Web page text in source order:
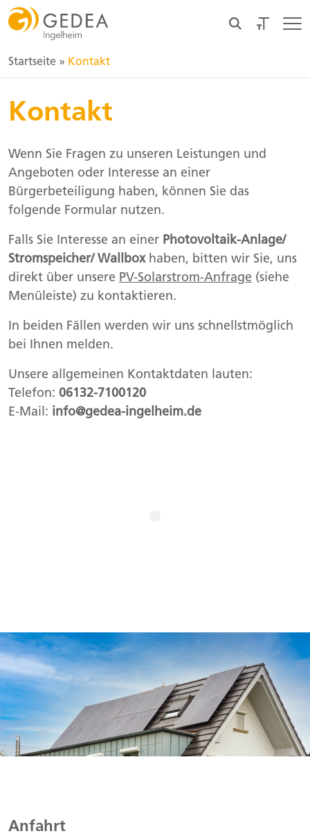
Startseite » Kontakt
Kontakt
Wenn Sie Fragen zu unseren Leistungen und
Angeboten oder Interesse an einer
Bürgerbeteiligung haben, können Sie das
folgende Formular nutzen.
Falls Sie Interesse an einer Photovoltaik-Anlage/
Stromspeicher/ Wallboxhaben, bitten wir Sie, uns
direkt über unsere PV-Solarstrom-Anfrage (siehe
Menüleiste) zu kontaktieren.
In beiden Fällen werden wir uns schnellstmöglich
bei Ihnen melden.
Unsere allgemeinen Kontaktdaten lauten:
Telefon: 06132-7100120
E-Mail: info@gedea-ingelheim.de
Anfahrt